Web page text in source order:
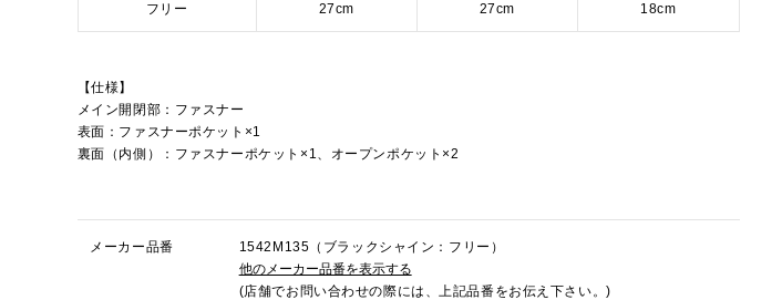
フリー 27cm 27cm 18cm
【仕様】
メイン開閉部：ファスナー
表面：ファスナーポケット×1
裏面（内側）：ファスナーポケット×1、オープンポケット×2
メーカー品番
1542M135（ブラックシャイン：フリー）
他のメーカー品番を表示する
(店舗でお問い合わせの際には、上記品番をお伝え下さい。)